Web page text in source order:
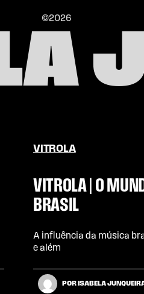
©2026
VITROLA
VITROLA | O
BRASIL
A influência da música
e além
POR ISABELA